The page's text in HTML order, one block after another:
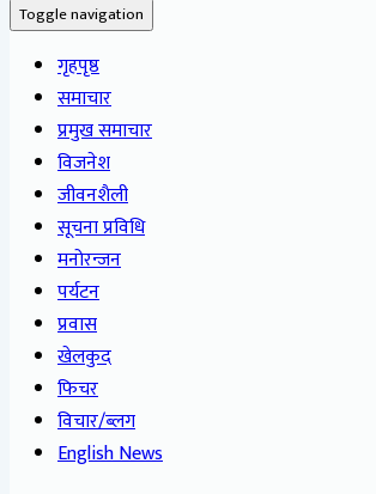
Toggle navigation
गृहपृष्ठ
समाचार
प्रमुख समाचार
विजनेश
जीवनशैली
सूचना प्रविधि
मनोरन्जन
पर्यटन
प्रवास
खेलकुद
फिचर
विचार/ब्लग
English News